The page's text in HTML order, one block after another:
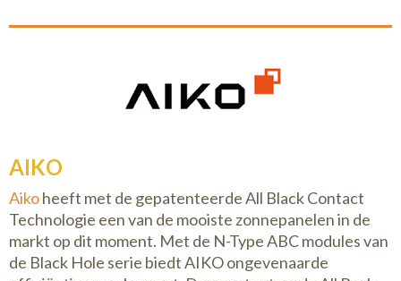
AIKO
Aikoheeft met de gepatenteerde All Black Contact
Technologie een van de mooiste zonnepanelen in de
markt op dit moment. Met de N-Type ABC modules van
de Black Hole serie biedt AIKO ongevenaarde